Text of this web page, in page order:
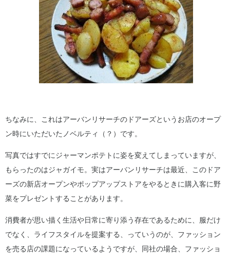
ちなみに、これはアーバンリサーチのドアーズというお店のオープ
ン時にいただいたノベルティ（？）です。
写真ではすでにジャーマンポテトに姿を変えてしまっていますが、
もらったのはジャガイモ。実はアーバンリサーチは最近、このドア
ーズの新店オープンやポップアップストアをやるときに購入客に野
菜をプレゼントすることがあります。
消費者が思い描く生活や日常に寄り添う存在であるために、服だけ
でなく、ライフスタイルを提案する、っていうのが、ファッション
を売る店の課題になっているようですが、同社の場合、ファッショ